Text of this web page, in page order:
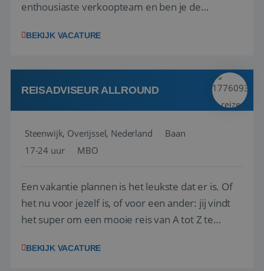
enthousiaste verkoopteam en ben je de
en tarieven waar je collega’s niet uitkomen.
kwaliteitsbewaking van alles wat met IATA te m...
BEKIJK VACATURE
REISADVISEUR ALLROUND
Steenwijk, Overijssel, Nederland
Baan
17-24 uur
MBO
Een vakantie plannen is het leukste dat er is. Of
het nu voor jezelf is, of voor een ander: jij vindt
het super om een mooie reis van A tot Z te
vakantiegangers de meest prachtige plekjes op
BEKIJK VACATURE